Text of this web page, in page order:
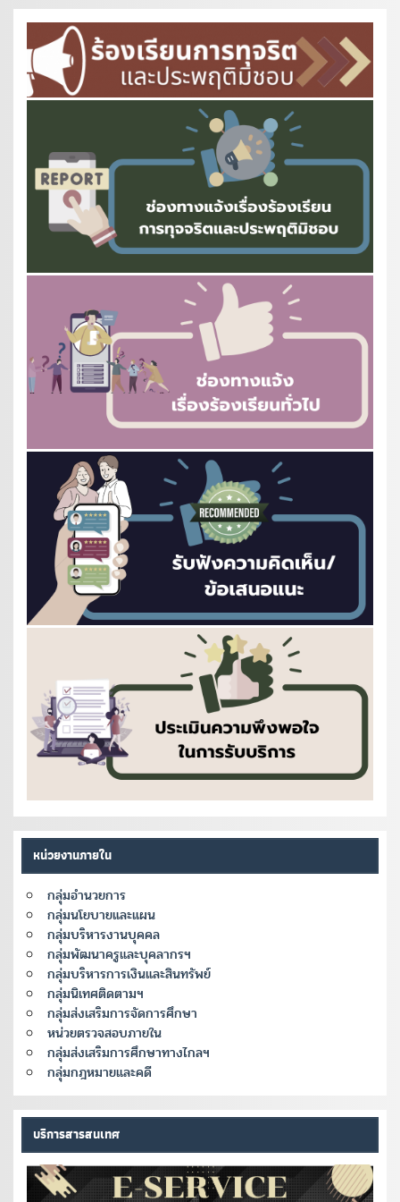
หน่วยงานภายใน
กลุ่มอำนวยการ
กลุ่มนโยบายและแผน
กลุ่มบริหารงานบุคคล
กลุ่มพัฒนาครูและบุคลากรฯ
กลุ่มบริหารการเงินและสินทรัพย์
กลุ่มนิเทศติดตามฯ
กลุ่มส่งเสริมการจัดการศึกษา
หน่วยตรวจสอบภายใน
กลุ่มส่งเสริมการศึกษาทางไกลฯ
กลุ่มกฎหมายและคดี
บริการสารสนเทศ